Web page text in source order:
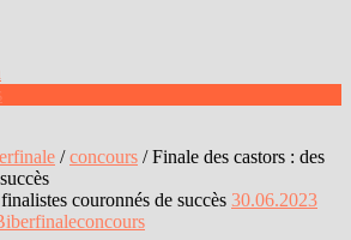
/concours /Finale des castors : des
couronnés de succès 30.06.2023
concours